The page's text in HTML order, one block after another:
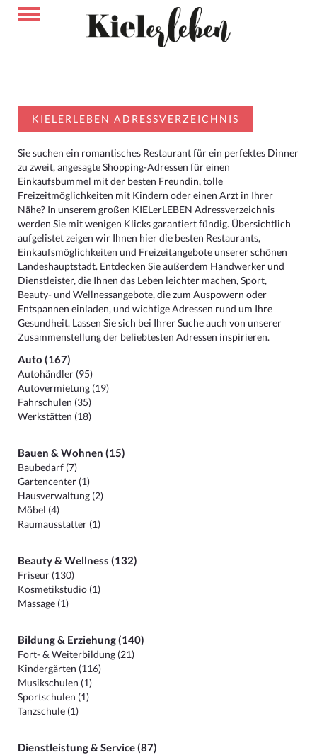
KIELERLEBEN ADRESSVERZEICHNIS
Sie suchen ein romantisches Restaurant für ein perfektes Dinner
zu zweit, angesagte Shopping-Adressen für einen
Einkaufsbummel mit der besten Freundin, tolle
Freizeitmöglichkeiten mit Kindern oder einen Arzt in Ihrer
Nähe? In unserem großen KIELerLEBEN Adressverzeichnis
werden Sie mit wenigen Klicks garantiert fündig. Übersichtlich
aufgelistet zeigen wir Ihnen hier die besten Restaurants,
Einkaufsmöglichkeiten und Freizeitangebote unserer schönen
Landeshauptstadt. Entdecken Sie außerdem Handwerker und
Dienstleister, die Ihnen das Leben leichter machen, Sport,
Beauty- und Wellnessangebote, die zum Auspowern oder
Entspannen einladen, und wichtige Adressen rund um Ihre
Gesundheit. Lassen Sie sich bei Ihrer Suche auch von unserer
Zusammenstellung der beliebtesten Adressen inspirieren.
Auto (167)
Autohändler (95)
Autovermietung (19)
Fahrschulen (35)
Werkstätten (18)
Bauen & Wohnen (15)
Baubedarf (7)
Gartencenter (1)
Hausverwaltung (2)
Möbel (4)
Raumausstatter (1)
Beauty & Wellness (132)
Friseur (130)
Kosmetikstudio (1)
Massage (1)
Bildung & Erziehung (140)
Fort- & Weiterbildung (21)
Kindergärten (116)
Musikschulen (1)
Sportschulen (1)
Tanzschule (1)
Dienstleistung & Service (87)